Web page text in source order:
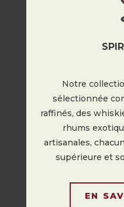
Notre
sélectionnée
raffinés, des
rhums
artisanales,
supérieure et
EN